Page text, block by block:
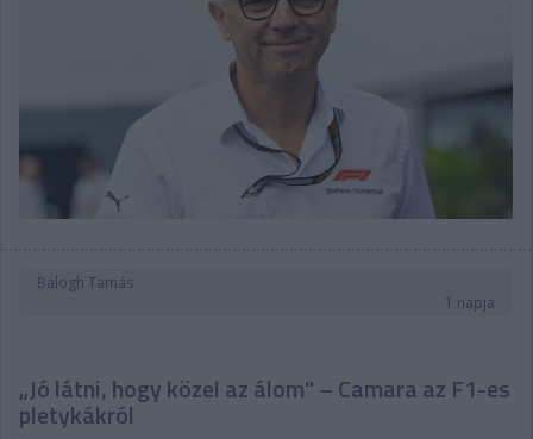
Balogh Tamás
1 napja
„Jó látni, hogy közel az álom” – Camara az F1-es
pletykákról